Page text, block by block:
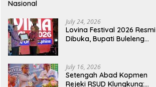
Nasional
July 24, 2026
Lovina Festival 2026 Resmi
Dibuka, Bupati Buleleng
July 16, 2026
Setengah Abad Kopmen
Rejeki RSUD Klungkung: